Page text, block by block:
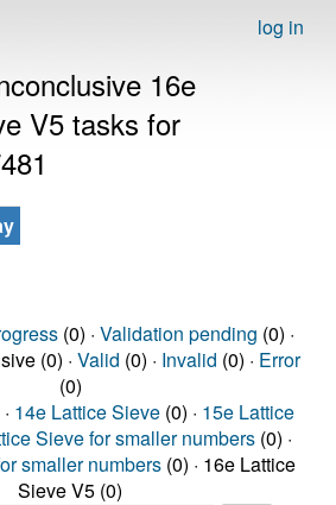
log in
16e
V5 tasks for
(0) · Validation pending (0) ·
(0) · Valid (0) · Invalid (0) · Error
(0)
14e Lattice Sieve (0) · 15e Lattice
Sieve for smaller numbers (0) ·
smaller numbers (0) · 16e Lattice
Sieve V5 (0)